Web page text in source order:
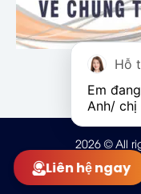
2026 © All
Mọi thông tin trên
Liên hệ ngay
Hỗ
Em
Anh/